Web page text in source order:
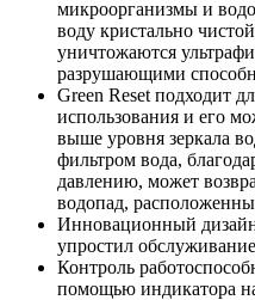
микроорганизмы и
воду кристально
уничтожаются
разрушающими
Green Reset подходит
использования и его
выше уровня зеркала
фильтром вода,
давлению, может
водопад,
Инновационный
упростил
Контроль
помощью индикатора